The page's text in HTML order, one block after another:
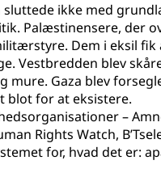
sluttede ikke med
Palæstinensere, der
Dem i eksil fik
Vestbredden blev
mure. Gaza blev
blot for at eksistere.
–
Rights Watch,
for, hvad det er: